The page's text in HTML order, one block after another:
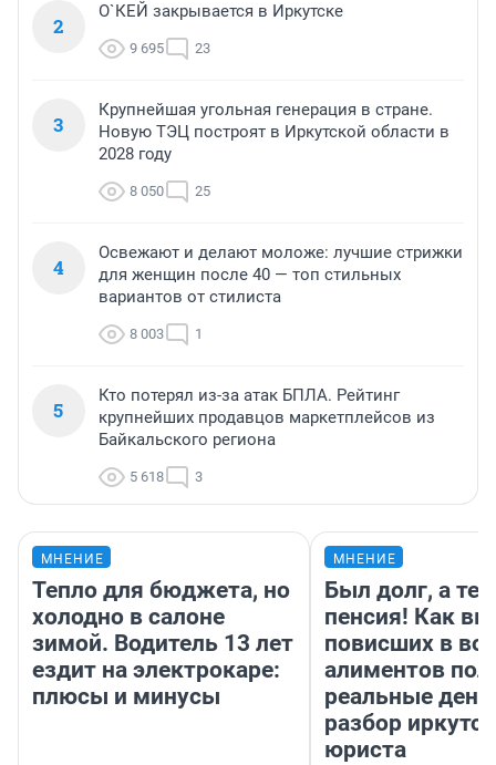
2
О`КЕЙ закрывается в Иркутске
9 695 23
3
Крупнейшая угольная генерация в стране.
Новую ТЭЦ построят в Иркутской области в
2028 году
8 050 25
4
Освежают и делают моложе: лучшие стрижки
для женщин после 40 — топ стильных
вариантов от стилиста
8 003 1
5
Кто потерял из-за атак БПЛА. Рейтинг
крупнейших продавцов маркетплейсов из
Байкальского региона
5 618 3
МНЕНИЕ
Тепло для бюджета, но
холодно в салоне
зимой. Водитель 13 лет
ездит на электрокаре:
плюсы и минусы
МНЕНИЕ
Был долг, а
пенсия! Как
повисших в
алиментов
реальные
разбор
юриста